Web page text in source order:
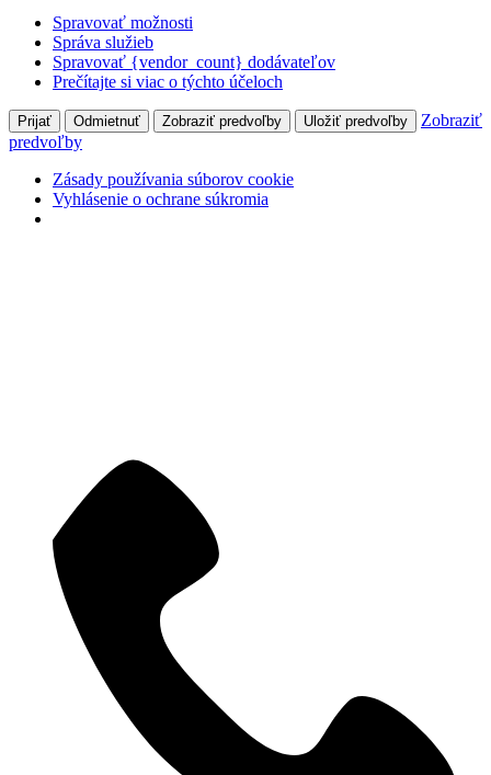
Spravovať možnosti
Správa služieb
Spravovať {vendor_count} dodávateľov
Prečítajte si viac o týchto účeloch
Prijať Odmietnuť Zobraziť predvoľby Uložiť predvoľby
Zobraziť
predvoľby
Zásady používania súborov cookie
Vyhlásenie o ochrane súkromia